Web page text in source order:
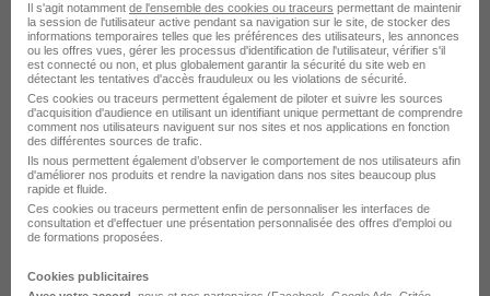
Le Recrutement chez Horizon Job
dans le domaine BTP
Horizon Job Plaquiste
Horizon Job Menuisier poseur
Horizon Job Chef d'équipe maçon
Horizon Job Coffreur bancheur
Il s'agit notamment de l'ensemble des cookies ou traceurs permettant de maintenir
la session de l'utilisateur active pendant sa navigation sur le site, de stocker des
informations temporaires telles que les préférences des utilisateurs, les annonces
ou les offres vues, gérer les processus d'identification de l'utilisateur, vérifier s'il
est connecté ou non, et plus globalement garantir la sécurité du site web en
détectant les tentatives d'accès frauduleux ou les violations de sécurité.
Ces cookies ou traceurs permettent également de piloter et suivre les sources
d'acquisition d'audience en utilisant un identifiant unique permettant de comprendre
comment nos utilisateurs naviguent sur nos sites et nos applications en fonction
des différentes sources de trafic.
Ils nous permettent également d’observer le comportement de nos utilisateurs afin
d'améliorer nos produits et rendre la navigation dans nos sites beaucoup plus
rapide et fluide.
Ces cookies ou traceurs permettent enfin de personnaliser les interfaces de
consultation et d'effectuer une présentation personnalisée des offres d'emploi ou
de formations proposées.
Cookies publicitaires